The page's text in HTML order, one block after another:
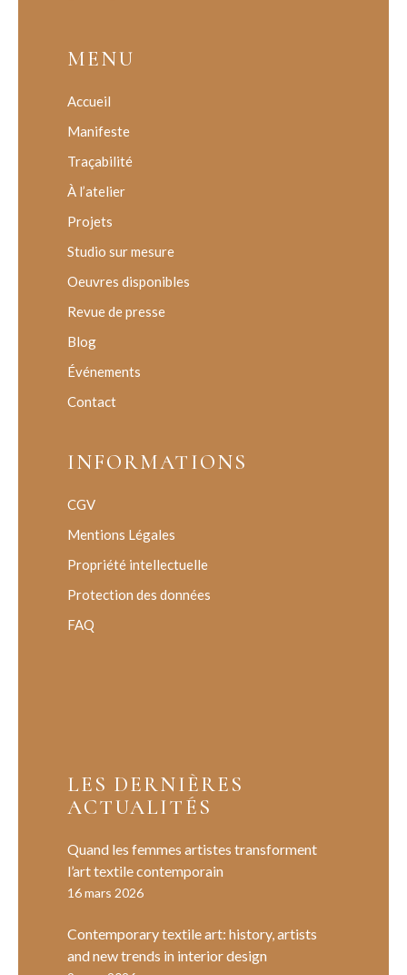
MENU
Accueil
Manifeste
Traçabilité
À l’atelier
Projets
Studio sur mesure
Oeuvres disponibles
Revue de presse
Blog
Événements
Contact
INFORMATIONS
CGV
Mentions Légales
Propriété intellectuelle
Protection des données
FAQ
LES DERNIÈRES
ACTUALITÉS
Quand les femmes artistes transforment
l’art textile contemporain
16 mars 2026
Contemporary textile art: history, artists
and new trends in interior design